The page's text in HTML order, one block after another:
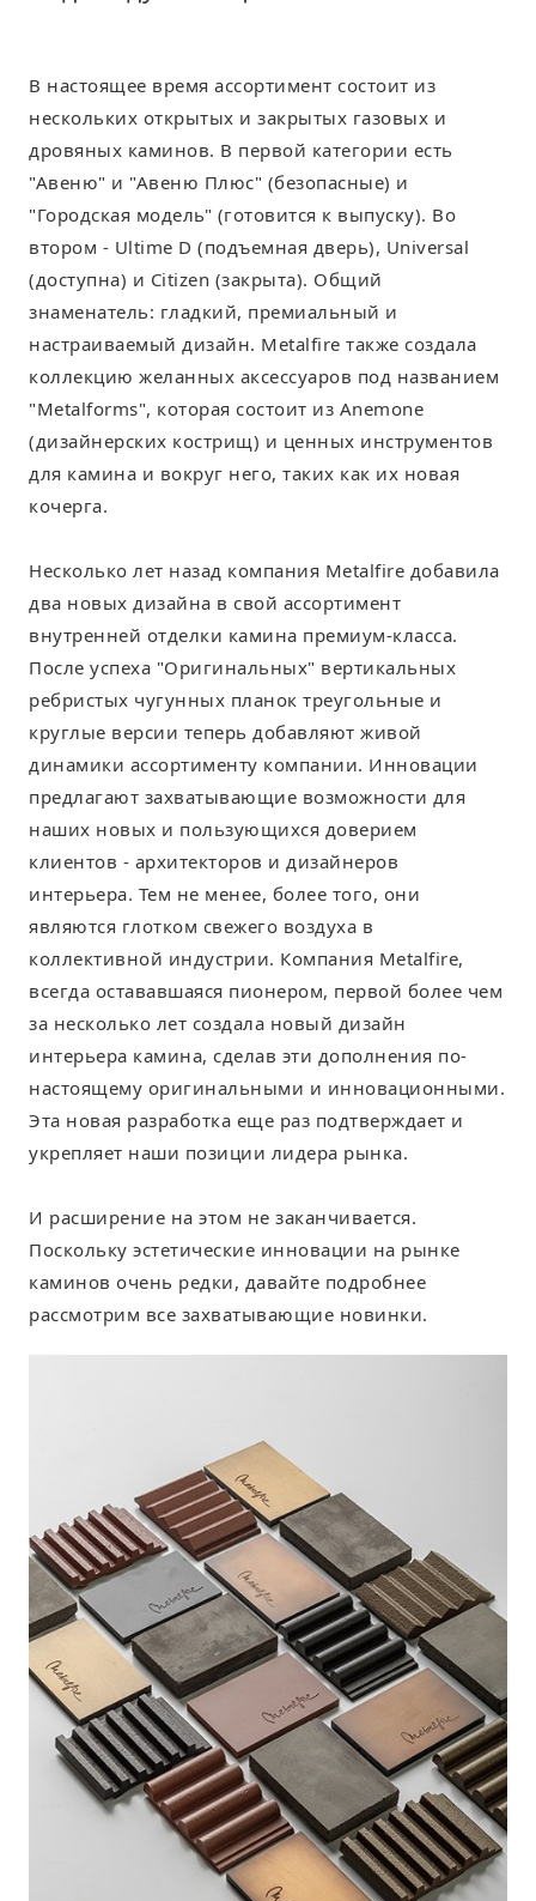
В настоящее время ассортимент состоит из
нескольких открытых и закрытых газовых и
дровяных каминов. В первой категории есть
"Авеню" и "Авеню Плюс" (безопасные) и
"Городская модель" (готовится к выпуску). Во
втором - Ultime D (подъемная дверь), Universal
(доступна) и Citizen (закрыта). Общий
знаменатель: гладкий, премиальный и
настраиваемый дизайн. Metalfire также создала
коллекцию желанных аксессуаров под названием
"Metalforms", которая состоит из Anemone
(дизайнерских кострищ) и ценных инструментов
для камина и вокруг него, таких как их новая
кочерга.
Несколько лет назад компания Metalfire добавила
два новых дизайна в свой ассортимент
внутренней отделки камина премиум-класса.
После успеха "Оригинальных" вертикальных
ребристых чугунных планок треугольные и
круглые версии теперь добавляют живой
динамики ассортименту компании. Инновации
предлагают захватывающие возможности для
наших новых и пользующихся доверием
клиентов - архитекторов и дизайнеров
интерьера. Тем не менее, более того, они
являются глотком свежего воздуха в
коллективной индустрии. Компания Metalfire,
всегда остававшаяся пионером, первой более чем
за несколько лет создала новый дизайн
интерьера камина, сделав эти дополнения по-
настоящему оригинальными и инновационными.
Эта новая разработка еще раз подтверждает и
укрепляет наши позиции лидера рынка.
И расширение на этом не заканчивается.
Поскольку эстетические инновации на рынке
каминов очень редки, давайте подробнее
рассмотрим все захватывающие новинки.